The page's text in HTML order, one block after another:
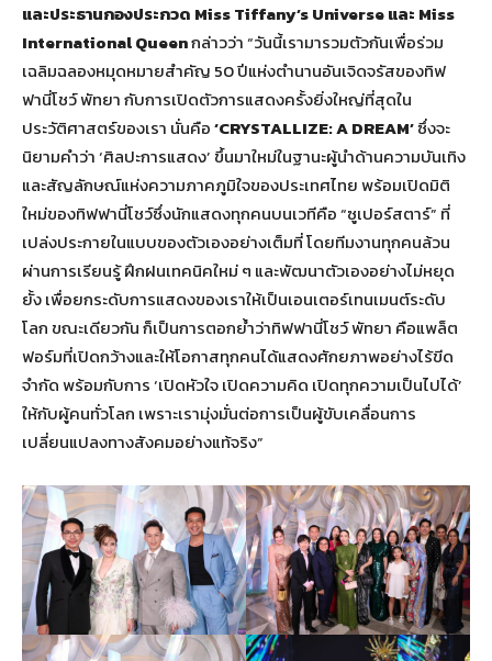
และประธานกองประกวด Miss Tiffany’s Universe และ Miss
International Queenกล่าวว่า “วันนี้เรามารวมตัวกันเพื่อร่วม
เฉลิมฉลองหมุดหมายสำคัญ 50 ปีแห่งตำนานอันเจิดจรัสของทิฟ
ฟานี่โชว์ พัทยา กับการเปิดตัวการแสดงครั้งยิ่งใหญ่ที่สุดใน
ประวัติศาสตร์ของเรา นั่นคือ‘CRYSTALLIZE: A DREAM’ซึ่งจะ
นิยามคำว่า ‘ศิลปะการแสดง’ ขึ้นมาใหม่ในฐานะผู้นำด้านความบันเทิง
และสัญลักษณ์แห่งความภาคภูมิใจของประเทศไทย พร้อมเปิดมิติ
ใหม่ของทิฟฟานี่โชว์ซึ่งนักแสดงทุกคนบนเวทีคือ “ซูเปอร์สตาร์” ที่
เปล่งประกายในแบบของตัวเองอย่างเต็มที่ โดยทีมงานทุกคนล้วน
ผ่านการเรียนรู้ ฝึกฝนเทคนิคใหม่ ๆ และพัฒนาตัวเองอย่างไม่หยุด
ยั้ง เพื่อยกระดับการแสดงของเราให้เป็นเอนเตอร์เทนเมนต์ระดับ
โลก ขณะเดียวกัน ก็เป็นการตอกย้ำว่าทิฟฟานี่โชว์ พัทยา คือแพล็ต
ฟอร์มที่เปิดกว้างและให้โอกาสทุกคนได้แสดงศักยภาพอย่างไร้ขีด
จำกัด พร้อมกับการ ‘เปิดหัวใจ เปิดความคิด เปิดทุกความเป็นไปได้’
ให้กับผู้คนทั่วโลก เพราะเรามุ่งมั่นต่อการเป็นผู้ขับเคลื่อนการ
เปลี่ยนแปลงทางสังคมอย่างแท้จริง”